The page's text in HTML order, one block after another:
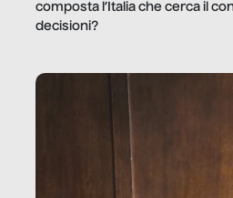
composta l’Italia che cerca il
decisioni?